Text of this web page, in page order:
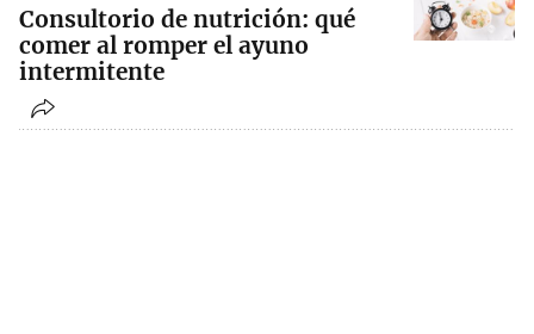
Consultorio de nutrición: qué
comer al romper el ayuno
intermitente